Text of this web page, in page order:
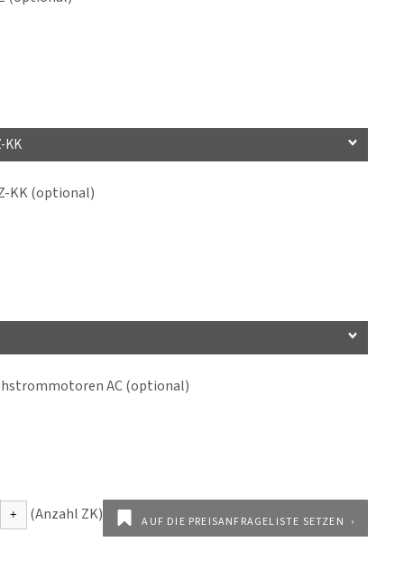
KK
KK (optional)
AC (optional)
AUF DIE PREISANFRAGELISTE SETZEN